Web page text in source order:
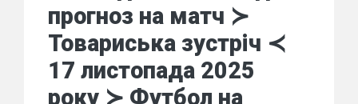
прогноз на матч ≻
Товариська зустріч ≺
17 листопада 2025
року ≻ Футбол на